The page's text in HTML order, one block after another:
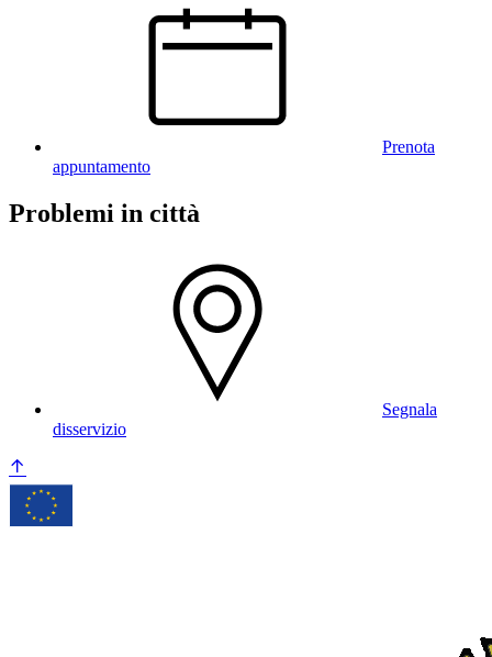
Prenota
appuntamento
Problemi in città
Segnala
disservizio